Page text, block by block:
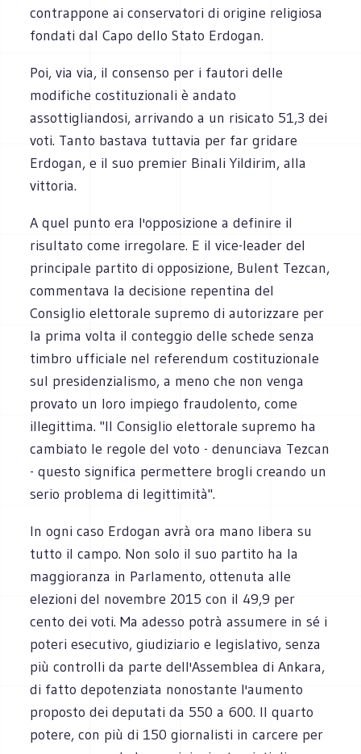
contrappone ai conservatori di origine religiosa
fondati dal Capo dello Stato Erdogan.
Poi, via via, il consenso per i fautori delle
modifiche costituzionali è andato
assottigliandosi, arrivando a un risicato 51,3 dei
voti. Tanto bastava tuttavia per far gridare
Erdogan, e il suo premier Binali Yildirim, alla
vittoria.
A quel punto era l'opposizione a definire il
risultato come irregolare. E il vice-leader del
principale partito di opposizione, Bulent Tezcan,
commentava la decisione repentina del
Consiglio elettorale supremo di autorizzare per
la prima volta il conteggio delle schede senza
timbro ufficiale nel referendum costituzionale
sul presidenzialismo, a meno che non venga
provato un loro impiego fraudolento, come
illegittima. "Il Consiglio elettorale supremo ha
cambiato le regole del voto - denunciava Tezcan
- questo significa permettere brogli creando un
serio problema di legittimità".
In ogni caso Erdogan avrà ora mano libera su
tutto il campo. Non solo il suo partito ha la
maggioranza in Parlamento, ottenuta alle
elezioni del novembre 2015 con il 49,9 per
cento dei voti. Ma adesso potrà assumere in sé i
poteri esecutivo, giudiziario e legislativo, senza
più controlli da parte dell'Assemblea di Ankara,
di fatto depotenziata nonostante l'aumento
proposto dei deputati da 550 a 600. Il quarto
potere, con più di 150 giornalisti in carcere per